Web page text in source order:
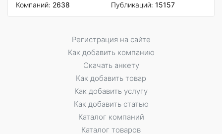
Компаний: 2638
Публикаций: 15157
Регистрация на сайте
Как добавить компанию
Скачать анкету
Как добавить товар
Как добавить услугу
Как добавить статью
Каталог компаний
Каталог товаров